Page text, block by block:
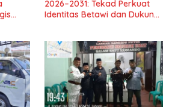
2026–2031: Tekad Perkuat
Identitas Betawi dan Dukung